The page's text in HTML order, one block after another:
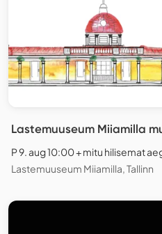
Lastemuuseum Miiamilla
P 9. aug 10:00 + mitu hilisemat
Lastemuuseum Miiamilla, Tallinn